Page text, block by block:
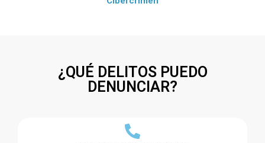
¿QUÉ DELITOS PUEDO
DENUNCIAR?